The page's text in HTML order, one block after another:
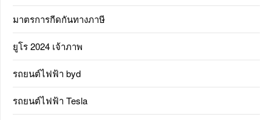
มาตรการกีดกันทางภาษี
ยูโร 2024 เจ้าภาพ
รถยนต์ไฟฟ้า byd
รถยนต์ไฟฟ้า Tesla